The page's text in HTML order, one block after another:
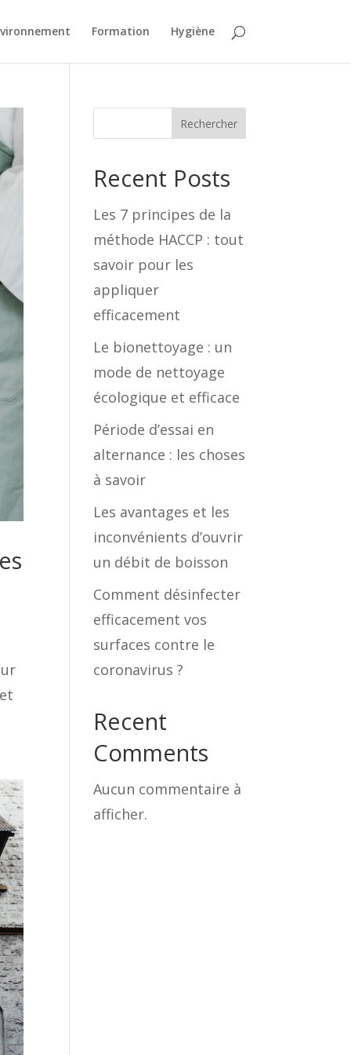
Formation Hygiène
Rechercher
Recent Posts
Les 7 principes de la
méthode HACCP : tout
savoir pour les
appliquer
efficacement
Le bionettoyage : un
mode de nettoyage
écologique et efficace
Période d’essai en
alternance : les choses
à savoir
Les avantages et les
inconvénients d’ouvrir
un débit de boisson
Comment désinfecter
efficacement vos
surfaces contre le
coronavirus ?
Recent
Comments
Aucun commentaire à
afficher.